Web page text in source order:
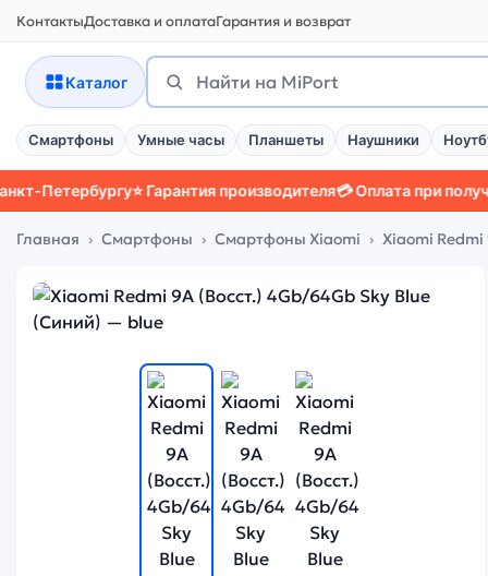
КонтактыДоставка и оплатаГарантия и возврат
Каталог
Поиск
Найти
Смартфоны Умные часы Планшеты Наушники
⭐ Гарантия производителя💳 Оплата при получении📱
Главная Смартфоны Смартфоны Xiaomi Xiaomi Redmi